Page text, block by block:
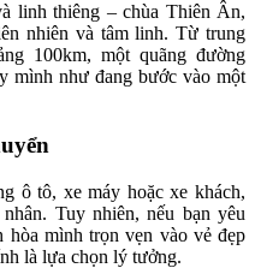
linh thiêng – chùa Thiên Ân,
nhiên và tâm linh. Từ trung
100km, một quãng đường
mình như đang bước vào một
ô tô, xe máy hoặc xe khách,
Tuy nhiên, nếu bạn yêu
hòa mình trọn vẹn vào vẻ đẹp
là lựa chọn lý tưởng.